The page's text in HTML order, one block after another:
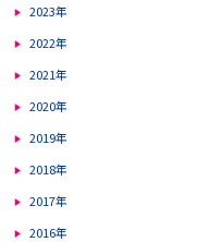
2023年
2022年
2021年
2020年
2019年
2018年
2017年
2016年